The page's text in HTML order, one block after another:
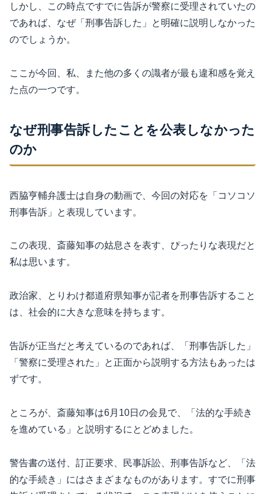
しかし、この時点ですでに告訴が警察に受理されていたの
であれば、なぜ「刑事告訴した」と明確に説明しなかった
のでしょうか。
ここが今回、私、また他の多くの識者が最も違和感を覚え
た点の一つです。
なぜ刑事告訴したことを公表しなかった
のか
西脇亨輔弁護士は自身の動画で、今回の対応を「コソコソ
刑事告訴」と表現しています。
この表現、斎藤知事の姑息さを表す、ぴったりな表現だと
私は思います。
政治家、とりわけ都道府県知事が記者を刑事告訴すること
は、社会的に大きな意味を持ちます。
告訴が正当だと考えているのであれば、「刑事告訴した」
「警察に受理された」と正面から説明する方法もあったは
ずです。
ところが、斎藤知事は6月10日の会見で、「法的な手続き
を進めている」と説明するにとどめました。
警告書の送付、訂正要求、民事訴訟、刑事告訴など、「法
的な手続き」にはさまざまなものがあります。すでに刑事